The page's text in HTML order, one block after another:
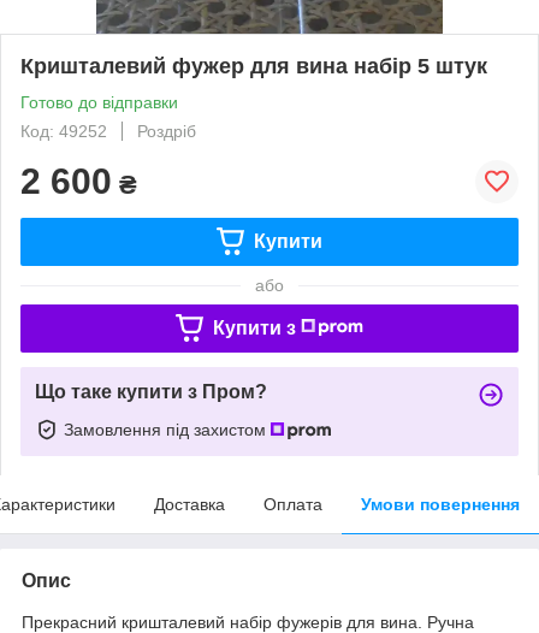
Кришталевий фужер для вина набір 5 штук
Готово до відправки
Код: 49252
Роздріб
2 600 ₴
Купити
або
Купити з
Що таке купити з Пром?
Замовлення під захистом
Доставка Оплата Умови повернення
Опис
Прекрасний кришталевий набір фужерів для вина. Ручна